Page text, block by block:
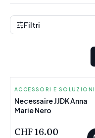
Filtri
JJDK
POCHI PEZZI
Necessaire JJDK Anna
Marie Nero
CHF 16.00